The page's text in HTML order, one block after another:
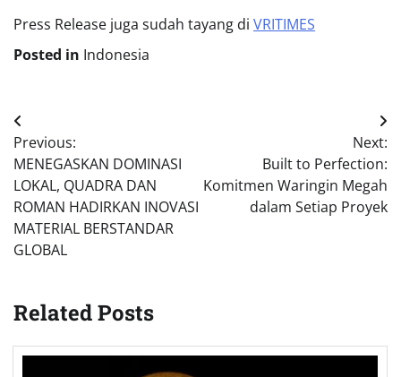
Press Release juga sudah tayang di VRITIMES
Posted in Indonesia
Post
navigation
Previous:
MENEGASKAN DOMINASI
LOKAL, QUADRA DAN
ROMAN HADIRKAN INOVASI
MATERIAL BERSTANDAR
GLOBAL
Next:
Built to Perfection:
Komitmen Waringin Megah
dalam Setiap Proyek
Related Posts